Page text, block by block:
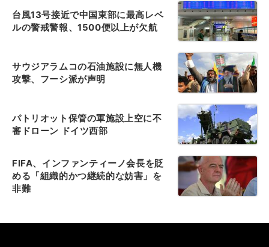
台風13号接近で中国東部に最高レベ
ルの警戒警報、1500便以上が欠航
サウジアラムコの石油施設に無人機
攻撃、フーシ派が声明
パトリオット保管の軍施設上空に不
審ドローン ドイツ西部
FIFA、インファンティーノ会長を貶
める「組織的かつ継続的な妨害」を
非難